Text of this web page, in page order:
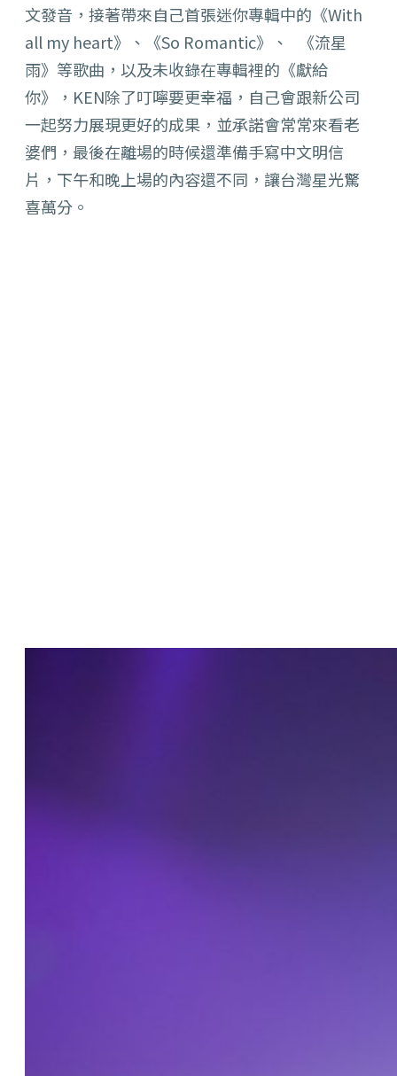
文發音， 接著帶來自己首張迷你專輯中的《With
all my heart》、《So Romantic》、 《流星
雨》等歌曲，以及未收錄在專輯裡的《獻給
你》， KEN除了叮嚀要更幸福，自己會跟新公司
一起努力展現更好的成果， 並承諾會常常來看老
婆們， 最後在離場的時候還準備手寫中文明信
片， 下午和晚上場的內容還不同，讓台灣星光驚
喜萬分。